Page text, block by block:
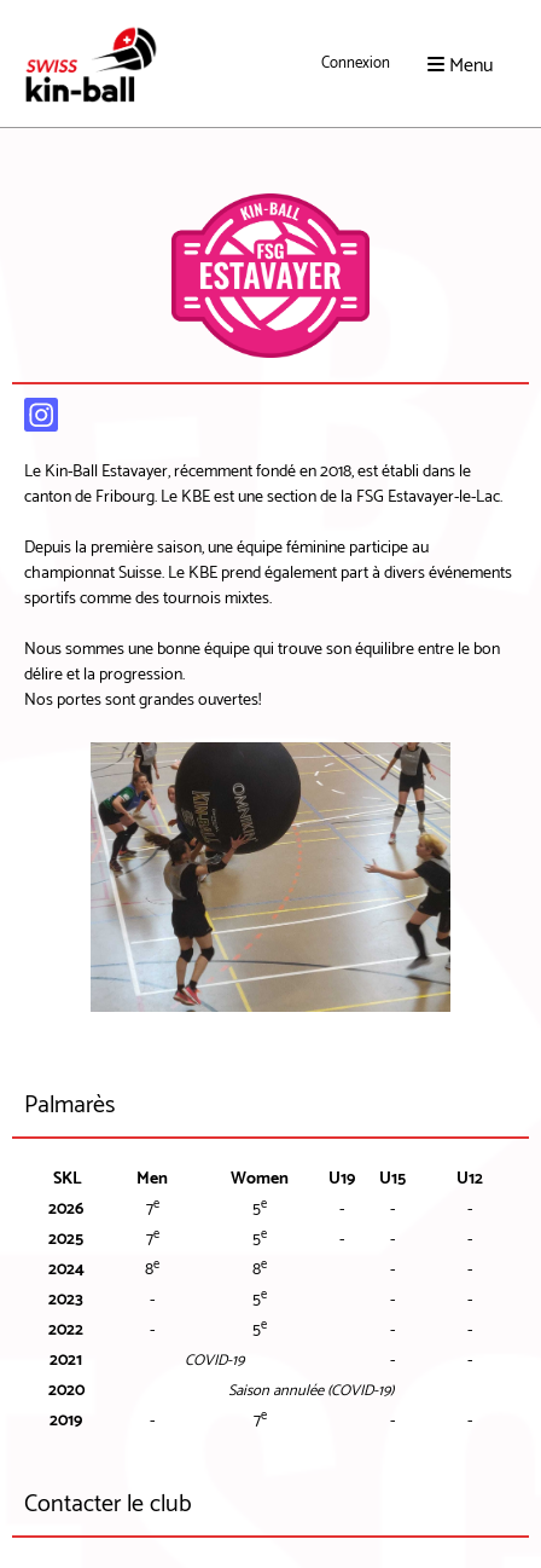
Connexion Menu
Le Kin-Ball Estavayer, récemment fondé en 2018, est établi dans le
canton de Fribourg. Le KBE est une section de la FSG Estavayer-le-Lac.
Depuis la première saison, une équipe féminine participe au
championnat Suisse. Le KBE prend également part à divers événements
sportifs comme des tournois mixtes.
Nous sommes une bonne équipe qui trouve son équilibre entre le bon
délire et la progression.
Nos portes sont grandes ouvertes!
Palmarès
SKL Men Women U19 U15
U12
2026
7e 5e - -
-
2025
7e 5e - -
-
2024
8e 8e -
-
2023
- 5e -
-
2022
- 5e -
-
2021
COVID-19 -
-
2020
Saison annulée (COVID-19)
2019 - 7e - -
Contacter le club